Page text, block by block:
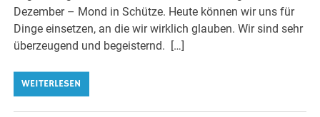
Dezember – Mond in Schütze. Heute können wir uns für
Dinge einsetzen, an die wir wirklich glauben. Wir sind sehr
überzeugend und begeisternd. […]
WEITERLESEN